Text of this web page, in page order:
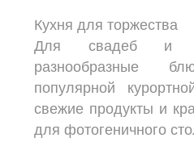
Кухня для торжества
Для свадеб и
разнообразные
популярной
свежие продукты и
для фотогеничного